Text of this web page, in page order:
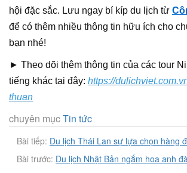
hội đặc sắc. Lưu ngay bí kíp du lịch từ
để có thêm nhiều thông tin hữu ích cho
bạn nhé!
► Theo dõi thêm thông tin của các tour
tiếng khác tại đây: https://
thuan
chuyên mụcTin tức
Bài tiếp: Du lịch Thái Lan sự lựa chọn hàng
Bài trước: Du lịch Nhật Bản ngắm hoa anh